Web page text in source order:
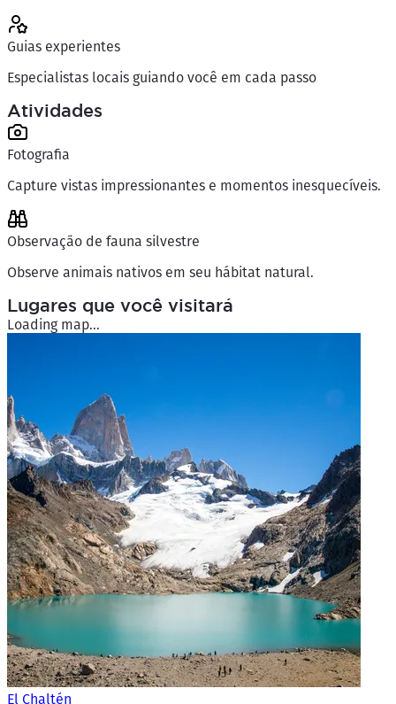
Guias experientes
Especialistas locais guiando você em cada passo
Atividades
Fotografia
Capture vistas impressionantes e momentos inesquecíveis.
Observação de fauna silvestre
Observe animais nativos em seu hábitat natural.
Lugares que você visitará
Loading map...
El Chaltén